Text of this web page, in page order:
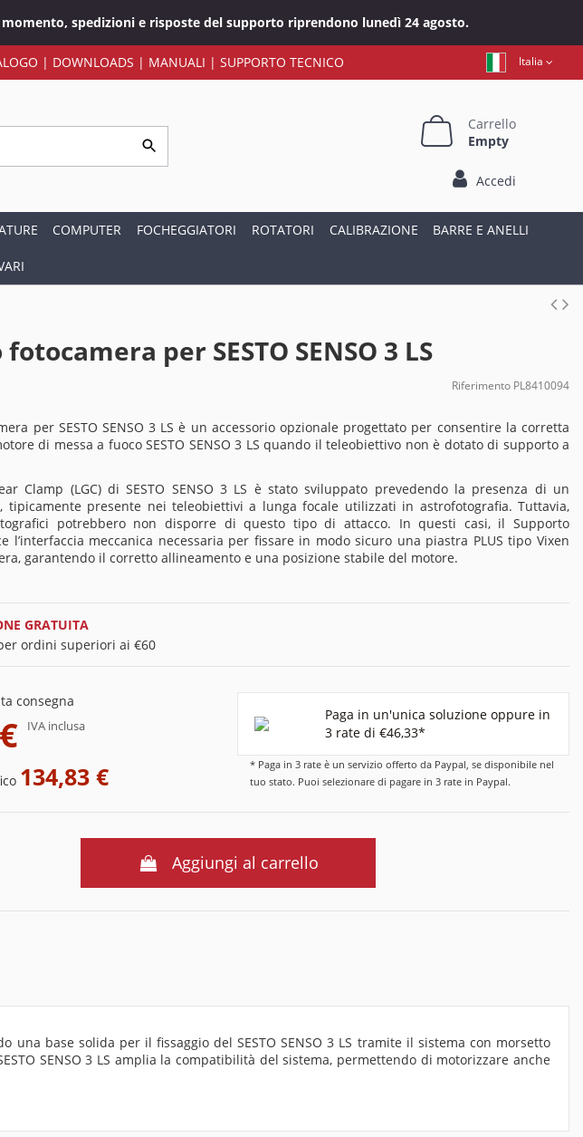
spedizioni e risposte del supporto riprendono lunedì 24 agosto.
| DOWNLOADS | MANUALI | SUPPORTO TECNICO Italia
Carrello
Empty
Accedi
COMPUTER FOCHEGGIATORI ROTATORI CALIBRAZIONE BARRE E ANELLI
per SESTO SENSO 3 LS
Riferimento PL8410094
per SESTO SENSO 3 LS è un accessorio opzionale progettato per consentire la corretta
di messa a fuoco SESTO SENSO 3 LS quando il teleobiettivo non è dotato di supporto a
Clamp (LGC) di SESTO SENSO 3 LS è stato sviluppato prevedendo la presenza di un
tipicamente presente nei teleobiettivi a lunga focale utilizzati in astrofotografia. Tuttavia,
potrebbero non disporre di questo tipo di attacco. In questi casi, il Supporto
l’interfaccia meccanica necessaria per fissare in modo sicuro una piastra PLUS tipo Vixen
garantendo il corretto allineamento e una posizione stabile del motore.
GRATUITA
ordini superiori ai €60
Paga in un'unica soluzione oppure in
3 rate di €46,33*
* Paga in 3 rate è un servizio offerto da Paypal, se disponibile nel
tuo stato. Puoi selezionare di pagare in 3 rate in Paypal.
consegna
IVA inclusa
134,83 €
Aggiungi al carrello
una base solida per il fissaggio del SESTO SENSO 3 LS tramite il sistema con morsetto
SENSO 3 LS amplia la compatibilità del sistema, permettendo di motorizzare anche